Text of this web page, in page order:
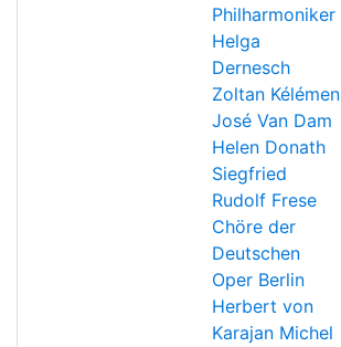
Philharmoniker
Helga
Dernesch
Zoltan Kélémen
José Van Dam
Helen Donath
Siegfried
Rudolf Frese
Chöre der
Deutschen
Oper Berlin
Herbert von
Karajan Michel